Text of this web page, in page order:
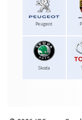
Peugeot
Skoda